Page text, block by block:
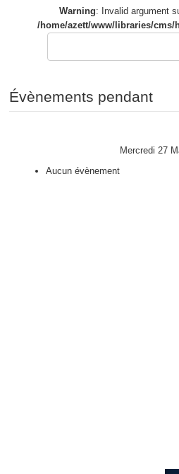
Warning: Invalid argument
/home/azett/www/libraries/cms/
Évènements pendant
Mercredi 27
Aucun évènement